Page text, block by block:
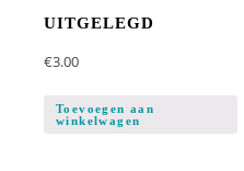
UITGELEGD
€3.00
Toevoegen aan
winkelwagen